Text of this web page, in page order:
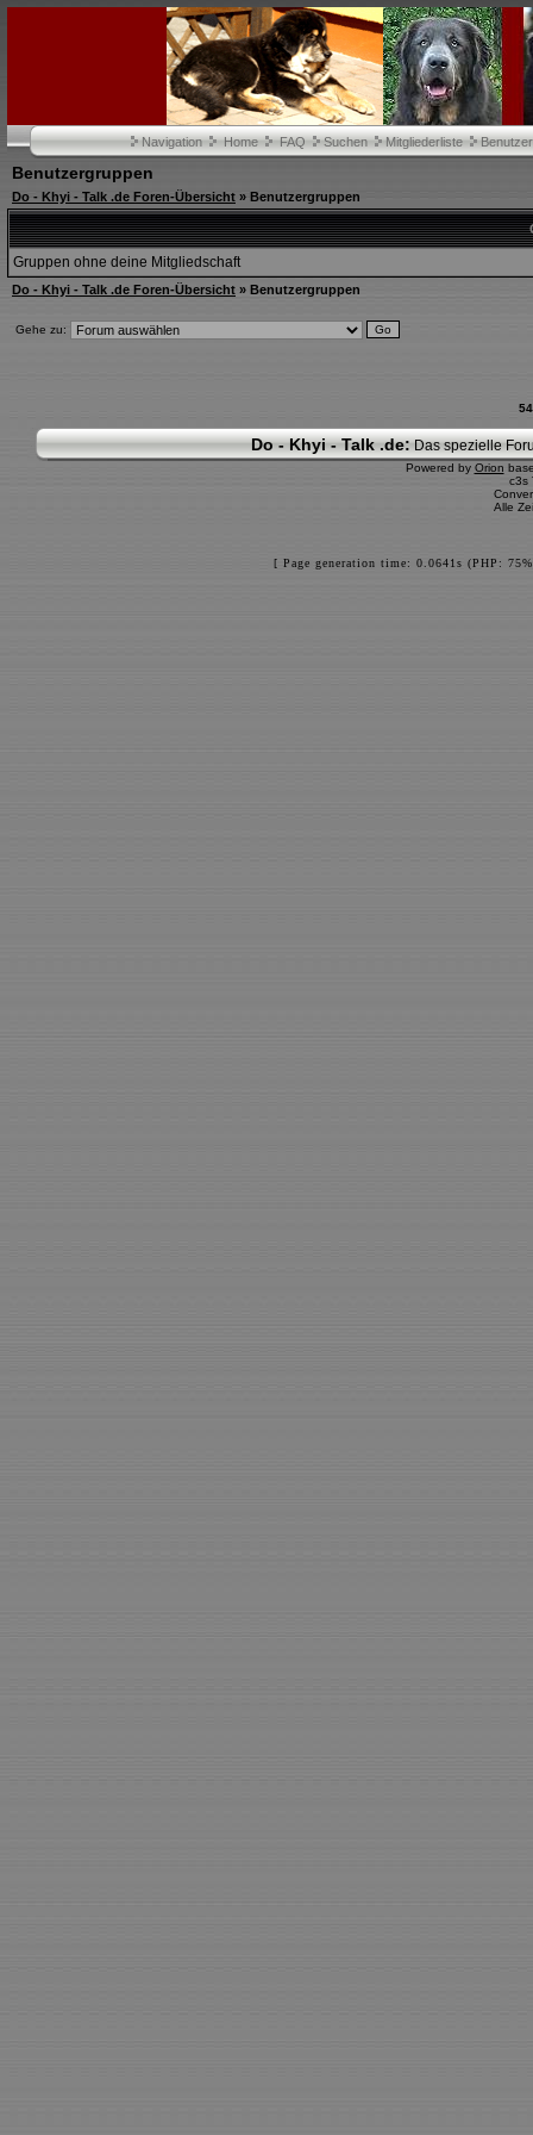
Navigation Home FAQ Suchen Mitgliederliste
Benutzergruppen
Do - Khyi - Talk .de Foren-Übersicht » Benutzergruppen
Gruppen ohne deine Mitgliedschaft
Do - Khyi - Talk .de Foren-Übersicht » Benutzergruppen
Gehe zu:
Do - Khyi - Talk .de: Das spezielle
Powered by Orion
c3s
Alle
[ Page generation time: 0.0641s (PHP: